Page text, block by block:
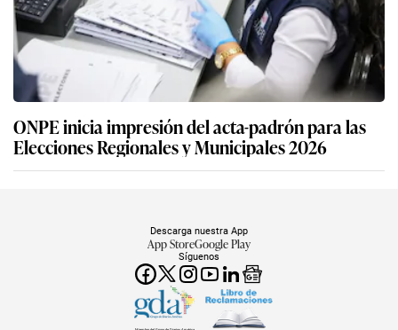
ONPE inicia impresión del acta-padrón para las
Elecciones Regionales y Municipales 2026
Síguenos
Descarga nuestra App
App StoreGoogle Play